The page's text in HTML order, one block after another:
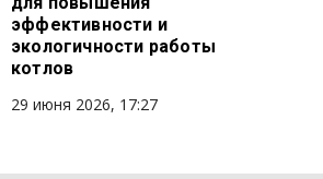
эффективности и
экологичности работы
котлов
29 июня 2026, 17:27